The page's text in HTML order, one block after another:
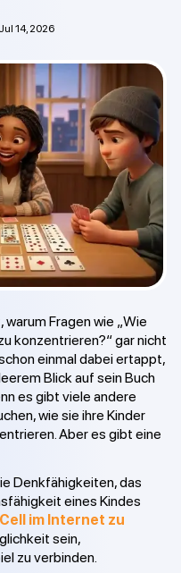
Jul 14, 2026
Fragen wie „Wie
konzentrieren?“ gar nicht
einmal dabei ertappt,
Blick auf sein Buch
es gibt viele andere
wie sie ihre Kinder
Aber es gibt eine
Denkfähigkeiten, das
eines Kindes
im Internet zu
sein,
zu verbinden.